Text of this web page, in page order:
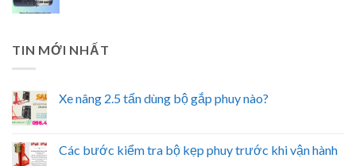
TIN MỚI NHẤT
Xe nâng 2.5 tấn dùng bộ gắp phuy nào?
Các bước kiểm tra bộ kẹp phuy trước khi vận hành